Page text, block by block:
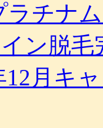
シ
ョ
＆
美
容
ラチナ
ン脱毛
12月キ